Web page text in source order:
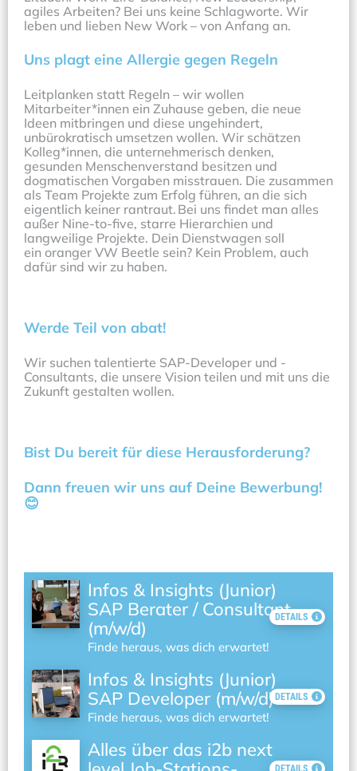
agiles Arbeiten? Bei uns keine Schlagworte. Wir
leben und lieben New Work – von Anfang an.
Uns plagt eine Allergie gegen Regeln
Leitplanken statt Regeln – wir wollen
Mitarbeiter*innen ein Zuhause geben, die neue
Ideen mitbringen und diese ungehindert,
unbürokratisch umsetzen wollen. Wir schätzen
Kolleg*innen, die unternehmerisch denken,
gesunden Menschenverstand besitzen und
dogmatischen Vorgaben misstrauen. Die zusammen
als Team Projekte zum Erfolg führen, an die sich
eigentlich keiner rantraut. Bei uns findet man alles
außer Nine-to-five, starre Hierarchien und
langweilige Projekte. Dein Dienstwagen soll
ein oranger VW Beetle sein? Kein Problem, auch
dafür sind wir zu haben.
Werde Teil von abat!
Wir suchen talentierte SAP-Developer und -
Consultants, die unsere Vision teilen und mit uns die
Zukunft gestalten wollen.
Bist Du bereit für diese Herausforderung?
Dann freuen wir uns auf Deine Bewerbung!
😊
Infos & Insights (Junior)
SAP Berater / Consultant
(m/w/d)
Finde heraus, was dich erwartet!
DETAILS
Infos & Insights (Junior)
SAP Developer (m/w/d)
Finde heraus, was dich erwartet!
DETAILS
Alles über das i2b next
DETAILS